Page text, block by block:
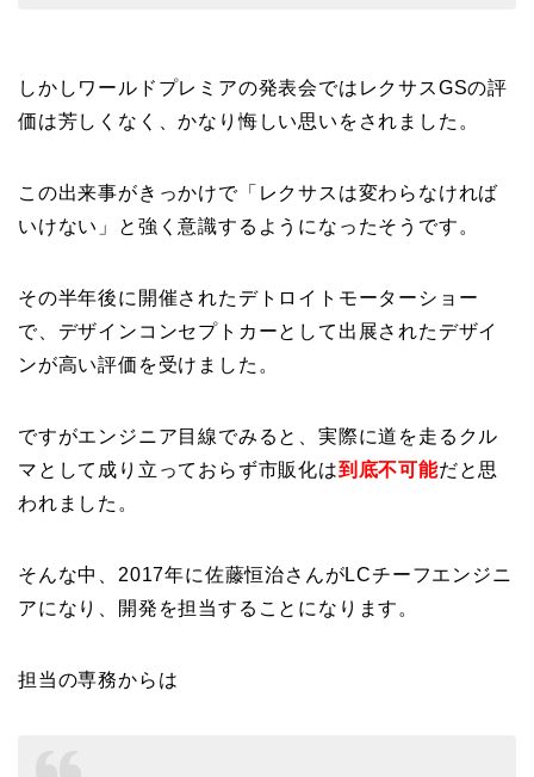
しかしワールドプレミアの発表会ではレクサスGSの評
価は芳しくなく、かなり悔しい思いをされました。
この出来事がきっかけで「レクサスは変わらなければ
いけない」と強く意識するようになったそうです。
その半年後に開催されたデトロイトモーターショー
で、デザインコンセプトカーとして出展されたデザイ
ンが高い評価を受けました。
ですがエンジニア目線でみると、実際に道を走るクル
マとして成り立っておらず市販化は到底不可能だと思
われました。
そんな中、2017年に佐藤恒治さんがLCチーフエンジニ
アになり、開発を担当することになります。
担当の専務からは